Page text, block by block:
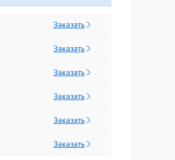
Заказать
Заказать
Заказать
Заказать
Заказать
Заказать